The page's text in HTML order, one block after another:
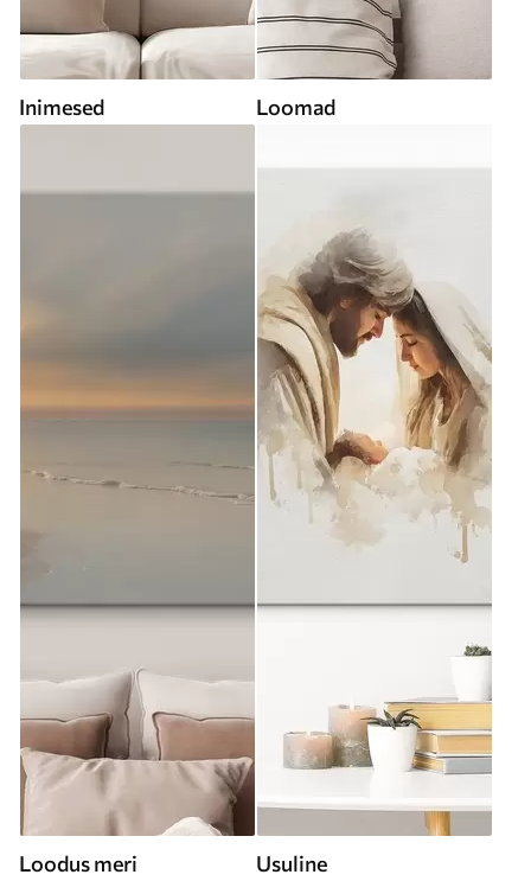
Inimesed Loomad
Loodus meri Usuline